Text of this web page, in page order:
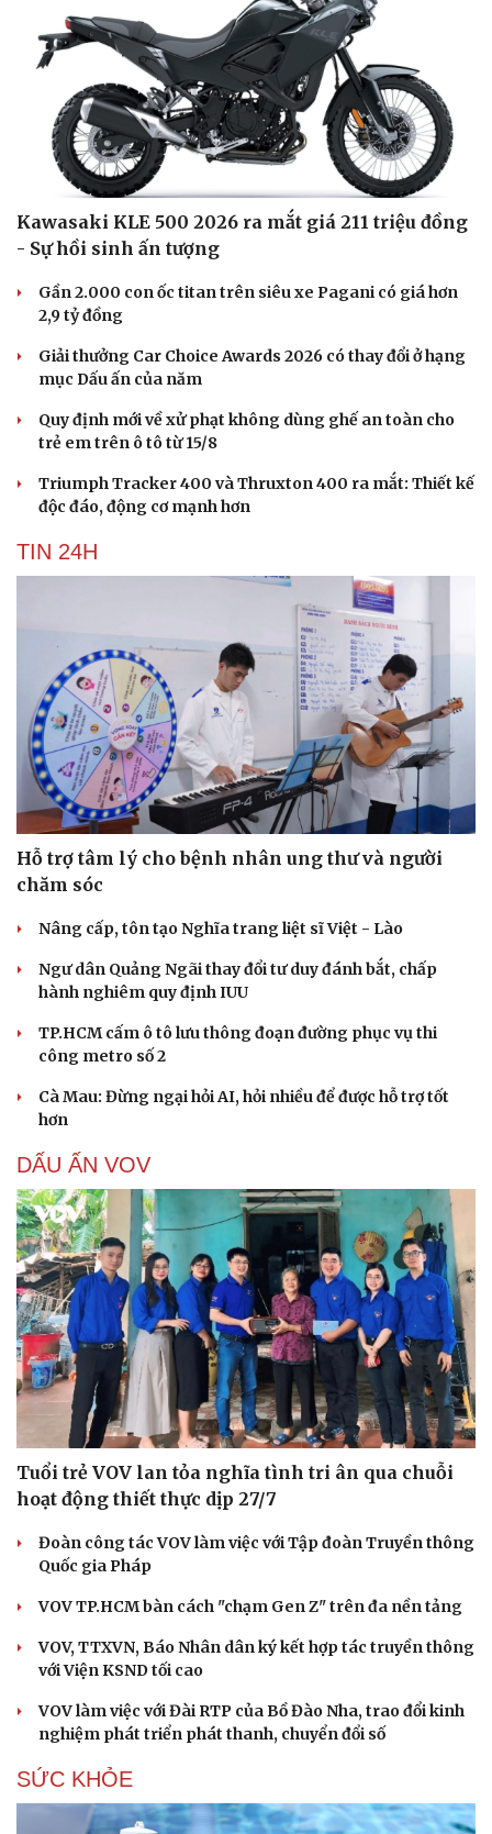
Kawasaki KLE 500 2026 ra mắt giá 211 triệu đồng
- Sự hồi sinh ấn tượng
Gần 2.000 con ốc titan trên siêu xe Pagani có giá hơn
2,9 tỷ đồng
Giải thưởng Car Choice Awards 2026 có thay đổi ở hạng
mục Dấu ấn của năm
Quy định mới về xử phạt không dùng ghế an toàn cho
trẻ em trên ô tô từ 15/8
Triumph Tracker 400 và Thruxton 400 ra mắt: Thiết kế
độc đáo, động cơ mạnh hơn
TIN 24H
Hỗ trợ tâm lý cho bệnh nhân ung thư và người
chăm sóc
Nâng cấp, tôn tạo Nghĩa trang liệt sĩ Việt - Lào
Ngư dân Quảng Ngãi thay đổi tư duy đánh bắt, chấp
hành nghiêm quy định IUU
TP.HCM cấm ô tô lưu thông đoạn đường phục vụ thi
công metro số 2
Cà Mau: Đừng ngại hỏi AI, hỏi nhiều để được hỗ trợ tốt
hơn
DẤU ẤN VOV
Tuổi trẻ VOV lan tỏa nghĩa tình tri ân qua chuỗi
hoạt động thiết thực dịp 27/7
Đoàn công tác VOV làm việc với Tập đoàn Truyền thông
Quốc gia Pháp
VOV TP.HCM bàn cách "chạm Gen Z" trên đa nền tảng
VOV, TTXVN, Báo Nhân dân ký kết hợp tác truyền thông
với Viện KSND tối cao
VOV làm việc với Đài RTP của Bồ Đào Nha, trao đổi kinh
nghiệm phát triển phát thanh, chuyển đổi số
SỨC KHỎE